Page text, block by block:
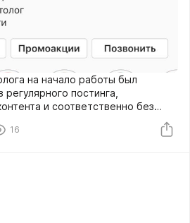
на начало работы был
постинга,
и соответственно без
16